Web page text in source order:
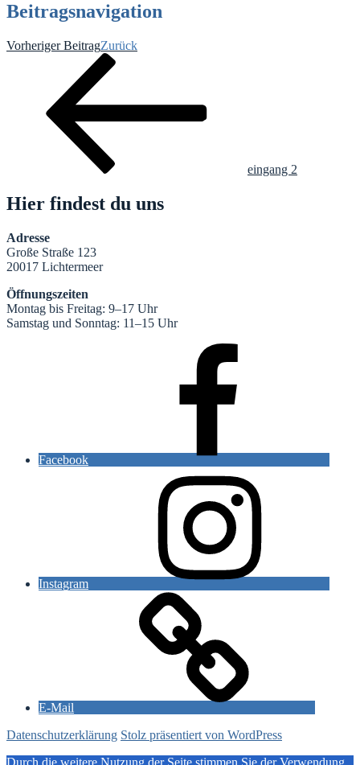
Beitragsnavigation
Vorheriger BeitragZurück
eingang 2
Hier findest du uns
Adresse
Große Straße 123
20017 Lichtermeer
Öffnungszeiten
Montag bis Freitag: 9–17 Uhr
Samstag und Sonntag: 11–15 Uhr
Facebook
Instagram
E-Mail
Datenschutzerklärung Stolz präsentiert von WordPress
Durch die weitere Nutzung der Seite stimmen Sie der Verwendung